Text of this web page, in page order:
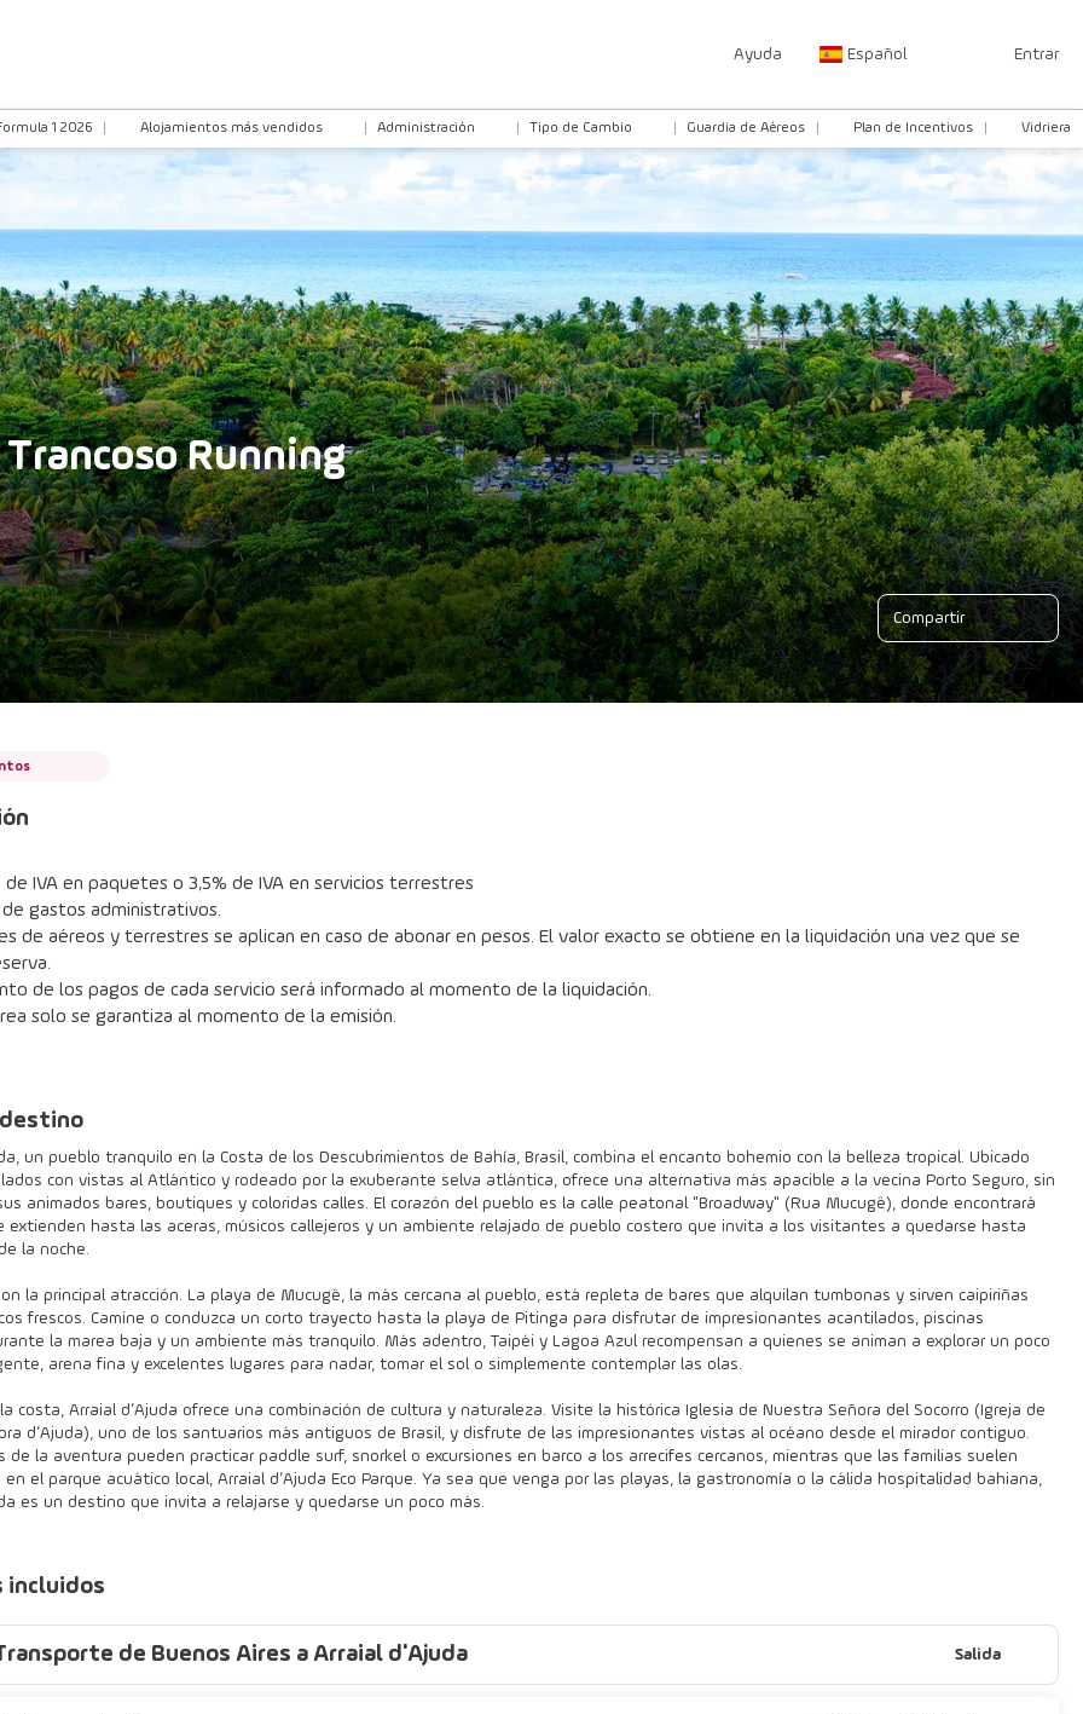
Ayuda Español Entrar
1 2026 Alojamientos más vendidos Administración Tipo de Cambio Guardia de Aéreos Plan de Incentivos Vidriera
Running
Compartir
de IVA en paquetes o 3,5% de IVA en servicios terrestres
de gastos administrativos.
de aéreos y terrestres se aplican en caso de abonar en pesos. El valor exacto se obtiene en la liquidación una vez que se
de los pagos de cada servicio será informado al momento de la liquidación.
solo se garantiza al momento de la emisión.
un pueblo tranquilo en la Costa de los Descubrimientos de Bahía, Brasil, combina el encanto bohemio con la belleza tropical. Ubicado
con vistas al Atlántico y rodeado por la exuberante selva atlántica, ofrece una alternativa más apacible a la vecina Porto Seguro, sin
animados bares, boutiques y coloridas calles. El corazón del pueblo es la calle peatonal "Broadway" (Rua Mucugê), donde encontrará
extienden hasta las aceras, músicos callejeros y un ambiente relajado de pueblo costero que invita a los visitantes a quedarse hasta
la noche.
la principal atracción. La playa de Mucugê, la más cercana al pueblo, está repleta de bares que alquilan tumbonas y sirven caipiriñas
frescos. Camine o conduzca un corto trayecto hasta la playa de Pitinga para disfrutar de impresionantes acantilados, piscinas
la marea baja y un ambiente más tranquilo. Más adentro, Taipéi y Lagoa Azul recompensan a quienes se animan a explorar un poco
arena fina y excelentes lugares para nadar, tomar el sol o simplemente contemplar las olas.
costa, Arraial d’Ajuda ofrece una combinación de cultura y naturaleza. Visite la histórica Iglesia de Nuestra Señora del Socorro (Igreja de
d’Ajuda), uno de los santuarios más antiguos de Brasil, y disfrute de las impresionantes vistas al océano desde el mirador contiguo.
de la aventura pueden practicar paddle surf, snorkel o excursiones en barco a los arrecifes cercanos, mientras que las familias suelen
el parque acuático local, Arraial d’Ajuda Eco Parque. Ya sea que venga por las playas, la gastronomía o la cálida hospitalidad bahiana,
es un destino que invita a relajarse y quedarse un poco más.
incluidos
de Buenos Aires a Arraial d'Ajuda Salida